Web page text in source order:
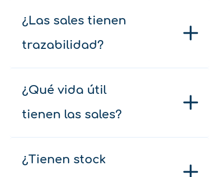
¿Las sales tienen
trazabilidad?
¿Qué vida útil
tienen las sales?
¿Tienen stock